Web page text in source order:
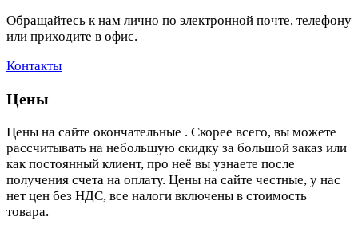
Обращайтесь к нам лично по электронной почте, телефону
или приходите в офис.
Контакты
Цены
Цены на сайте окончательные . Скорее всего, вы можете
рассчитывать на небольшую скидку за большой заказ или
как постоянный клиент, про неё вы узнаете после
получения счета на оплату. Цены на сайте честные, у нас
нет цен без НДС, все налоги включены в стоимость
товара.